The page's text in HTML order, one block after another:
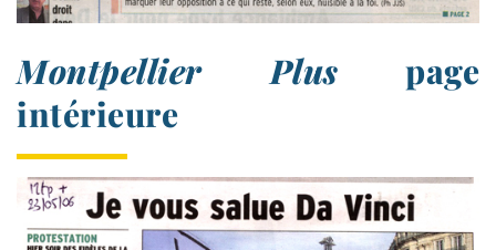
Montpellier Plus page
intérieure